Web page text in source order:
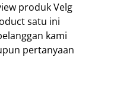
produk Velg
satu ini
kami
pertanyaan